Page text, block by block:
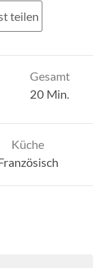
teilen
Gesamt
20 Minuten
Min.
Küche